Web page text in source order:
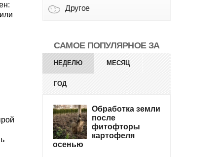
Другое
САМОЕ ПОПУЛЯРНОЕ ЗА
НЕДЕЛЮ МЕСЯЦ
ГОД
Обработка земли
после
фитофторы
картофеля
осенью